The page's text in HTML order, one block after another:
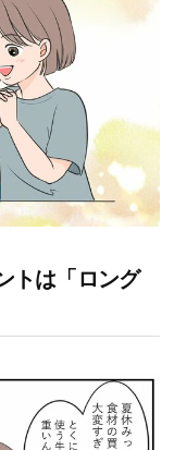
トは「ロング